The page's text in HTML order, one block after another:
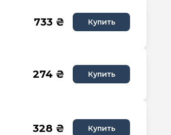
733 ₴ Купить
274 ₴ Купить
328 ₴ Купить